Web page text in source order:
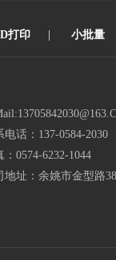
打印 小批量
电话：137-0584-2030
：0574-6232-1044
地址：余姚市金型路